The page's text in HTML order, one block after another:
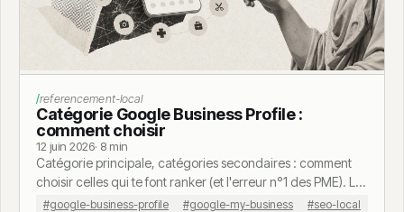
referencement-local
Catégorie Google Business Profile :
comment choisir
12 juin 2026· 8 min
Catégorie principale, catégories secondaires : comment
choisir celles qui te font ranker (et l'erreur n°1 des PME). Le
guide pour ta fiche Google.
#google-business-profile #google-my-business #seo-local